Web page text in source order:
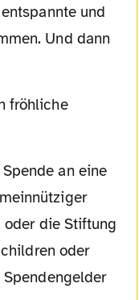
Und dann
oder die Stiftung
oder